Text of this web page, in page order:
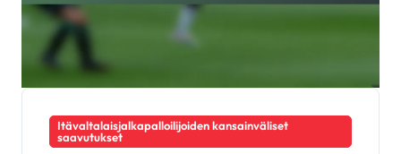
Itävaltalaisjalkapalloilijoiden kansainväliset
saavutukset